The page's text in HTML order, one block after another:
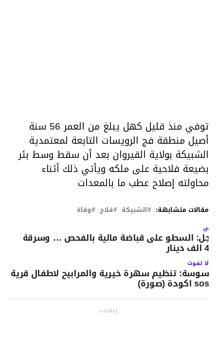
توفي منذ قليل كهل يبلغ من العمر 56 سنة
أصيل منطقة فج الرويسات التابعة لمعتمدية
الشبيكة بولاية القيروان بعد أن سقط وسط بئر
بضيعة فلاحية على ملكه ويأتي ذلك أثناء
محاولته إصلاح عطب ما بالمعدات
مقالات متشابهة: الشبيكة فلاح وفاة
السطو على قباضة مالية بالفحص … وسرقة
الف دينار
لا تفوت
سوسة: تنظيم سهرة خيرية والمرابيح لاطفال قرية
sos اكودة (صورة)
إعلانات